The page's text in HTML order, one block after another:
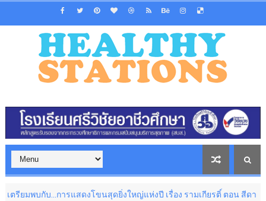
รแสดงโขนสุดยิ่งใหญ่แห่งปี เรื่อง รามเกียรติ์ ตอน สีดา 12 สิงหาคม นี้ เปิด